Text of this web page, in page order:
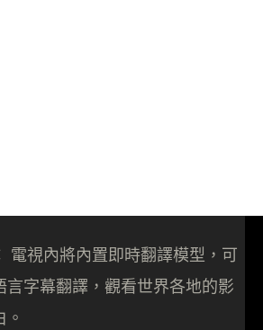
電視內將內置即時翻譯模型，可
言字幕翻譯，觀看世界各地的影